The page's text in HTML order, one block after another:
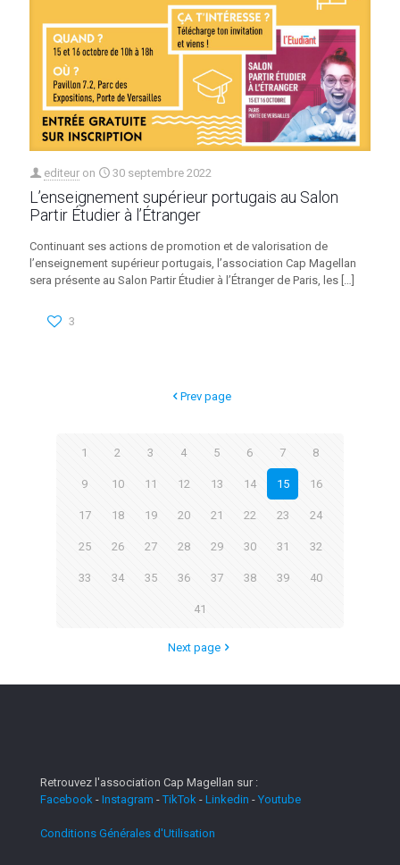
editeur on 30 septembre 2022
L’enseignement supérieur portugais au Salon
Partir Étudier à l’Étranger
Continuant ses actions de promotion et de valorisation de
l’enseignement supérieur portugais, l’association Cap Magellan
sera présente au Salon Partir Étudier à l’Étranger de Paris, les
3
Prev page
1 2 3 4 5 6 7 8
9 10 11 12 13 14 15 16
17 18 19 20 21 22 23 24
25 26 27 28 29 30 31 32
33 34 35 36 37 38 39 40
41
Next page
Retrouvez l'association Cap Magellan sur :
Facebook - Instagram -TikTok - Linkedin - Youtube
Conditions Générales d'Utilisation